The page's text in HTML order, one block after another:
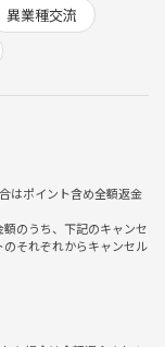
なります）
流会です✨
ト層
、サロン経営者、理美
業、アパレル、銀行
遣、転職エージェン
護福祉士
異業種交流
はポイント含め全額返金
のうち、下記のキャンセ
それぞれからキャンセル